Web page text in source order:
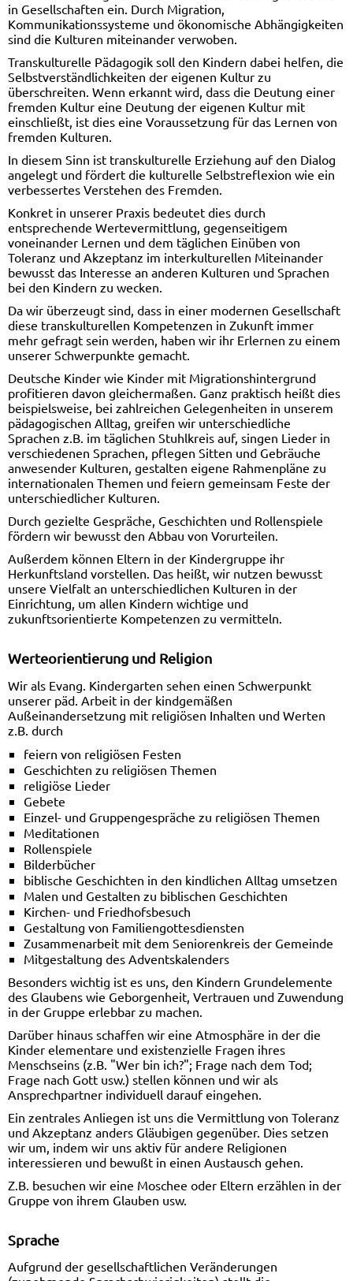
in Gesellschaften ein. Durch Migration,
Kommunikationssysteme und ökonomische Abhängigkeiten
sind die Kulturen miteinander verwoben.
Transkulturelle Pädagogik soll den Kindern dabei helfen, die
Selbstverständlichkeiten der eigenen Kultur zu
überschreiten. Wenn erkannt wird, dass die Deutung einer
fremden Kultur eine Deutung der eigenen Kultur mit
einschließt, ist dies eine Voraussetzung für das Lernen von
fremden Kulturen.
In diesem Sinn ist transkulturelle Erziehung auf den Dialog
angelegt und fördert die kulturelle Selbstreflexion wie ein
verbessertes Verstehen des Fremden.
Konkret in unserer Praxis bedeutet dies durch
entsprechende Wertevermittlung, gegenseitigem
voneinander Lernen und dem täglichen Einüben von
Toleranz und Akzeptanz im interkulturellen Miteinander
bewusst das Interesse an anderen Kulturen und Sprachen
bei den Kindern zu wecken.
Da wir überzeugt sind, dass in einer modernen Gesellschaft
diese transkulturellen Kompetenzen in Zukunft immer
mehr gefragt sein werden, haben wir ihr Erlernen zu einem
unserer Schwerpunkte gemacht.
Deutsche Kinder wie Kinder mit Migrationshintergrund
profitieren davon gleichermaßen. Ganz praktisch heißt dies
beispielsweise, bei zahlreichen Gelegenheiten in unserem
pädagogischen Alltag, greifen wir unterschiedliche
Sprachen z.B. im täglichen Stuhlkreis auf, singen Lieder in
verschiedenen Sprachen, pflegen Sitten und Gebräuche
anwesender Kulturen, gestalten eigene Rahmenpläne zu
internationalen Themen und feiern gemeinsam Feste der
unterschiedlicher Kulturen.
Durch gezielte Gespräche, Geschichten und Rollenspiele
fördern wir bewusst den Abbau von Vorurteilen.
Außerdem können Eltern in der Kindergruppe ihr
Herkunftsland vorstellen. Das heißt, wir nutzen bewusst
unsere Vielfalt an unterschiedlichen Kulturen in der
Einrichtung, um allen Kindern wichtige und
zukunftsorientierte Kompetenzen zu vermitteln.
Werteorientierung und Religion
Wir als Evang. Kindergarten sehen einen Schwerpunkt
unserer päd. Arbeit in der kindgemäßen
Außeinandersetzung mit religiösen Inhalten und Werten
z.B. durch
feiern von religiösen Festen
Geschichten zu religiösen Themen
religiöse Lieder
Gebete
Einzel- und Gruppengespräche zu religiösen Themen
Meditationen
Rollenspiele
Bilderbücher
biblische Geschichten in den kindlichen Alltag umsetzen
Malen und Gestalten zu biblischen Geschichten
Kirchen- und Friedhofsbesuch
Gestaltung von Familiengottesdiensten
Zusammenarbeit mit dem Seniorenkreis der Gemeinde
Mitgestaltung des Adventskalenders
Besonders wichtig ist es uns, den Kindern Grundelemente
des Glaubens wie Geborgenheit, Vertrauen und Zuwendung
in der Gruppe erlebbar zu machen.
Darüber hinaus schaffen wir eine Atmosphäre in der die
Kinder elementare und existenzielle Fragen ihres
Menschseins (z.B. "Wer bin ich?"; Frage nach dem Tod;
Frage nach Gott usw.) stellen können und wir als
Ansprechpartner individuell darauf eingehen.
Ein zentrales Anliegen ist uns die Vermittlung von Toleranz
und Akzeptanz anders Gläubigen gegenüber. Dies setzen
wir um, indem wir uns aktiv für andere Religionen
interessieren und bewußt in einen Austausch gehen.
Z.B. besuchen wir eine Moschee oder Eltern erzählen in der
Gruppe von ihrem Glauben usw.
Sprache
Aufgrund der gesellschaftlichen Veränderungen